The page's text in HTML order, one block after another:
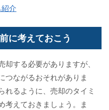
介
に考えておこう
する必要がありますが、
つながるおそれがありま
れるように、売却のタイミ
考えておきましょう。ま